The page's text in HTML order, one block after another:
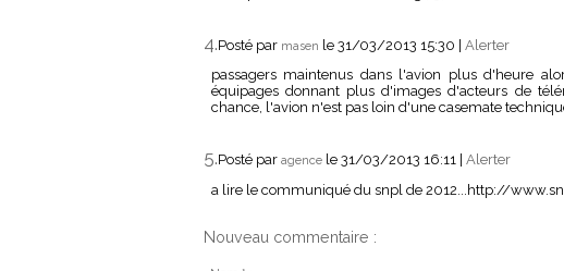
4.Posté par masen le 31/03/2013 15:30 | Alerter
passagers maintenus dans l'avion plus d'heure
équipages donnant plus d'images d'acteurs de
chance, l'avion n'est pas loin d'une casemate
5.Posté par agence le 31/03/2013 16:11
Alerter
a lire le communiqué du snpl de 2012...http://
Nouveau commentaire :